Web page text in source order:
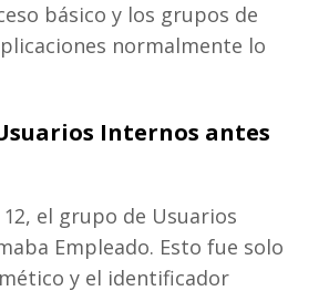
básico y los grupos de
normalmente lo
Internos antes
el grupo de Usuarios
Empleado. Esto fue solo
y el identificador